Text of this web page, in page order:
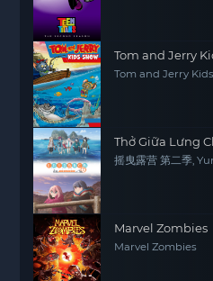
Tom and Jerry
Tom and Jerry
Thở Giữa Lưng
摇曳露营 第二季,
Marvel Zombies
Marvel Zombies